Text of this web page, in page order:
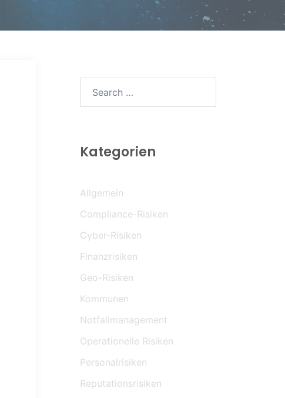
Kategorien
Allgemein
Compliance-Risiken
Cyber-Risiken
Finanzrisiken
Geo-Risiken
Kommunen
Notfallmanagement
Operationelle Risiken
Personalrisiken
Reputationsrisiken